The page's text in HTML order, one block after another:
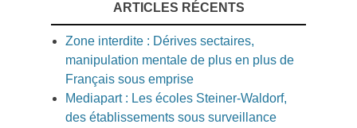
ARTICLES RÉCENTS
Zone interdite : Dérives sectaires,
manipulation mentale de plus en plus de
Français sous emprise
Mediapart : Les écoles Steiner-Waldorf,
des établissements sous surveillance